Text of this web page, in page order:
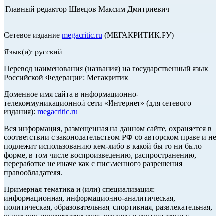
Главный редактор Швецов Максим Дмитриевич
Сетевое издание megacritic.ru (МЕГАКРИТИК.РУ)
Язык(и): русский
Перевод наименования (названия) на государственный язык
Российской Федерации: Мегакритик
Доменное имя сайта в информационно-
телекоммуникационной сети «Интернет» (для сетевого
издания): megacritic.ru
Вся информация, размещенная на данном сайте, охраняется в
соответствии с законодательством РФ об авторском праве и не
подлежит использованию кем-либо в какой бы то ни было
форме, в том числе воспроизведению, распространению,
переработке не иначе как с письменного разрешения
правообладателя.
Примерная тематика и (или) специализация:
информационная, информационно-аналитическая,
политическая, образовательная, спортивная, развлекательная,